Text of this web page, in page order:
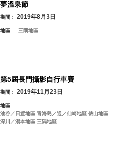
夢溫泉節
期間： 2019年8月3日
地區 三隅地區
第5屆長門攝影自行車賽
期間： 2019年11月23日
地區
油谷／日置地區 青海島／通／仙崎地區 俵山地區
深川／湯本地區 三隅地區